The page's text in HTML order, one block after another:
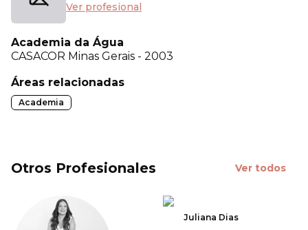
Ver profesional
Academia da Água
CASACOR Minas Gerais - 2003
Áreas relacionadas
Academia
Otros Profesionales Ver todos
Juliana Dias